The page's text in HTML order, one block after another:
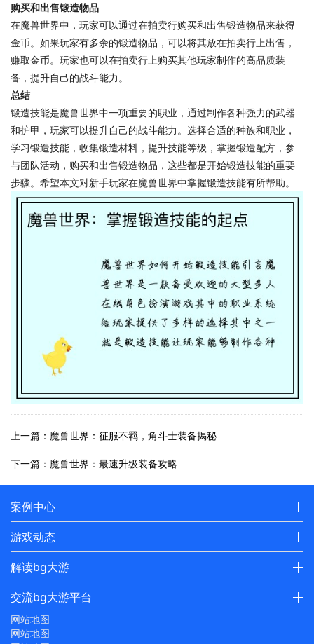
购买和出售锻造物品
在魔兽世界中，玩家可以通过在拍卖行购买和出售锻造物品来获得
金币。如果玩家有多余的锻造物品，可以将其放在拍卖行上出售，
赚取金币。玩家也可以在拍卖行上购买其他玩家制作的高品质装
备，提升自己的战斗能力。
总结
锻造技能是魔兽世界中一项重要的职业，通过制作各种强力的武器
和护甲，玩家可以提升自己的战斗能力。选择合适的种族和职业，
学习锻造技能，收集锻造材料，提升技能等级，掌握锻造配方，参
与团队活动，购买和出售锻造物品，这些都是开始锻造技能的重要
步骤。希望本文对新手玩家在魔兽世界中掌握锻造技能有所帮助。
上一篇：魔兽世界：征服不羁，角斗士装备揭秘
下一篇：魔兽世界：最速升级装备攻略
案例中心
游戏动态
解读bg大游
交流bg大游平台
网站地图
网站地图